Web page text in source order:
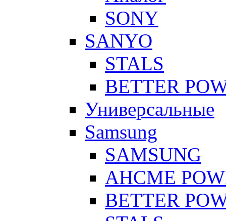
SONY
SANYO
STALS
BETTER
Универсальные
Samsung
SAMSUNG
AHCME
BETTER